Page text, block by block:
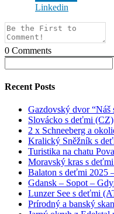
Linkedin
0 Comments
for:
Recent Posts
Gazdovský dvor
Slovácko s deťmi (CZ)
2 x Schneeberg a
Kralický Sněžník s
Turistika na chatu
Moravský kras s
Balaton s deťmi 2025
Gdansk – Sopot –
Lunzer See s deťmi
Prírodný a banský